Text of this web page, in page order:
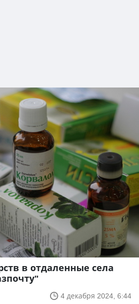
в отдаленные села
4 декабря 2024, 6:44